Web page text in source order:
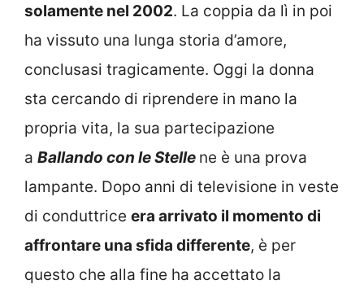
solamente nel 2002. La coppia da lì in poi
ha vissuto una lunga storia d’amore,
conclusasi tragicamente. Oggi la donna
sta cercando di riprendere in mano la
propria vita, la sua partecipazione
a Ballando con le Stelle ne è una prova
lampante. Dopo anni di televisione in veste
di conduttrice era arrivato il momento di
affrontare una sfida differente, è per
questo che alla fine ha accettato la